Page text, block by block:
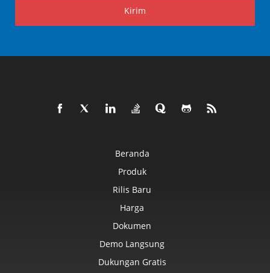
Kirim
Beranda
Produk
Rilis Baru
Harga
Dokumen
Demo Langsung
Dukungan Gratis